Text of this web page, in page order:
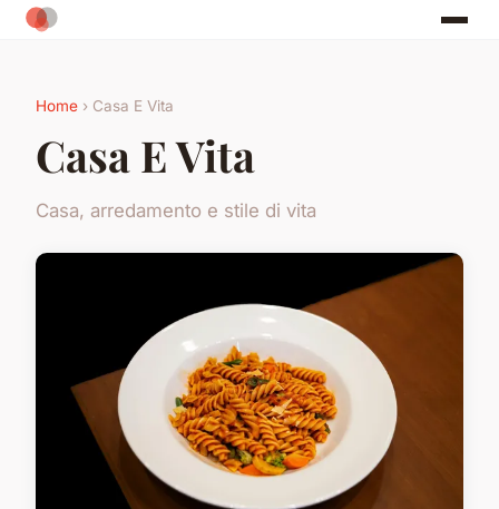
Home › Casa E Vita
Casa E Vita
Casa, arredamento e stile di vita